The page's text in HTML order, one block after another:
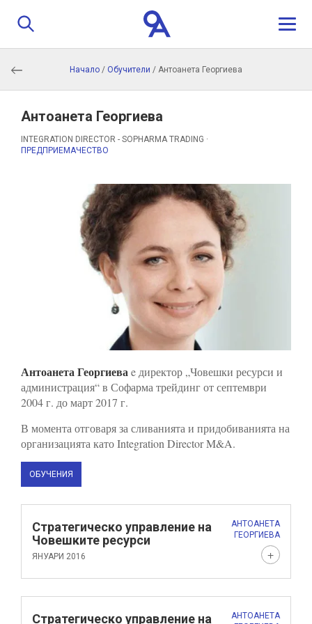
За нас
Програма
Обучители
Контакти
Кандидатстване
Начало / Обучители / Антоанета Георгиева
Антоанета Георгиева
INTEGRATION DIRECTOR - SOPHARMA TRADING ·
ПРЕДПРИЕМАЧЕСТВО
Антоанета Георгиеваe директор „Човешки ресурси и
администрация“ в Софарма трейдинг от септември
2004 г. до март 2017 г.
В момента отговаря за сливанията и придобиванията на
организацията като Integration Director M&A.
ОБУЧЕНИЯ
Стратегическо управление на
Човешките ресурси
ЯНУАРИ 2016
АНТОАНЕТА
ГЕОРГИЕВА
Човешки ресурси в Сезон 3 на 9Academy. Лекторът
запозна участниците с най-важните понятия,
Стратегическо управление на
АНТОАНЕТА